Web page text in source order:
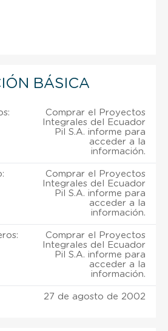
BÁSICA
Comprar el Proyectos
Integrales del Ecuador
Pil S.A. informe para
acceder a la
información.
Comprar el Proyectos
Integrales del Ecuador
Pil S.A. informe para
acceder a la
información.
Comprar el Proyectos
Integrales del Ecuador
Pil S.A. informe para
acceder a la
información.
27 de agosto de 2002